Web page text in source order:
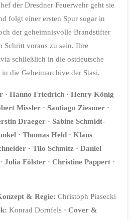
der Dresdner Feuerwehr geht sie
folgt einer ersten Spur sogar in
der geheimnisvolle Brandstifter
Schritt voraus zu sein. Ihre
schließlich in die ostdeutsche
die Geheimarchive der Stasi.
· Hanno Friedrich · Henry König
Missler · Santiago Ziesmer ·
Draeger · Sabine Schmidt-
· Thomas Held · Klaus
·Tilo Schmitz · Daniel
· Julia Fölster ·Christine Pappert ·
& Regie: Christoph Piasecki
Konrad Dornfels ·Cover &